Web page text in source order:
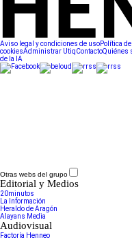
Aviso legal y condiciones de usoPolítica
cookiesAdministrar UtiqContactoQuiénes
de la IA
Otras webs del grupo
Editorial y Medios
20minutos
La Información
Heraldo de Aragón
Alayans Media
Audiovisual
Factoría Henneo